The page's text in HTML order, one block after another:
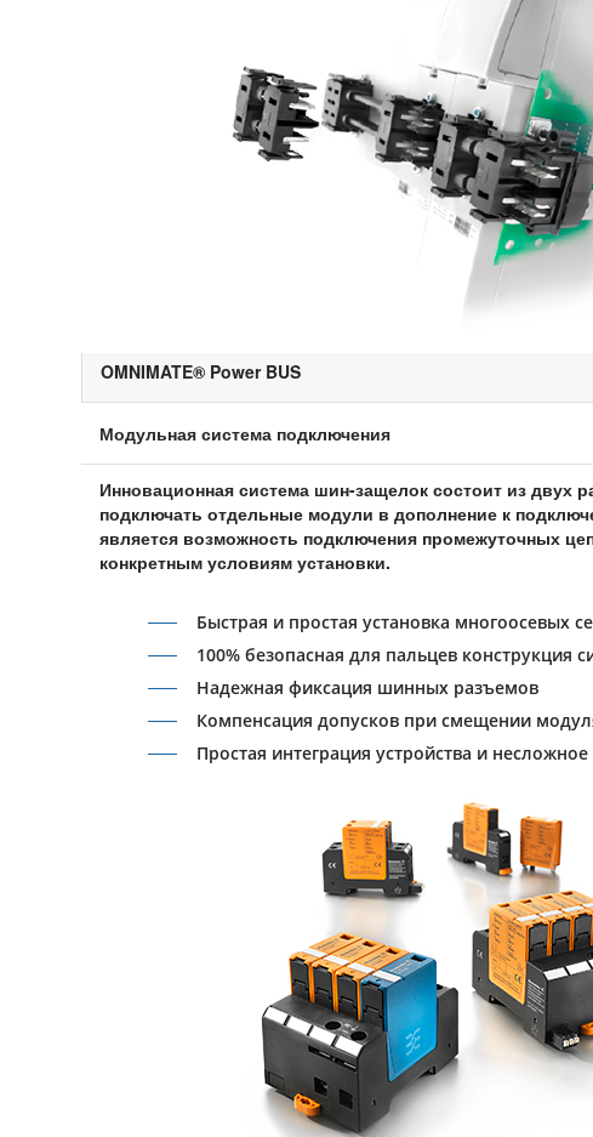
OMNIMATE® Power BUS
Модульная система подключения
Инновационная система шин-защелок состоит из
подключать отдельные модули в дополнение к
является возможность подключения промежуточных
конкретным условиям установки.
Быстрая и простая установка многоосевых
100% безопасная для пальцев
Надежная фиксация шинных разъемов
Компенсация допусков при смещении
Простая интеграция устройства и